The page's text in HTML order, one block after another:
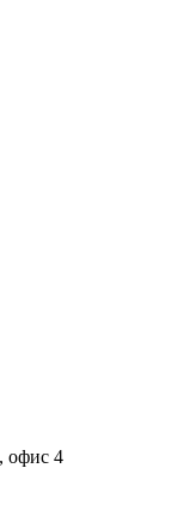
офис 4